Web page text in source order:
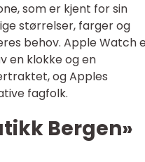
som er kjent for sin
størrelser, farger og
behov. Apple Watch
en klokke og en
og Apples
fagfolk.
Bergen»